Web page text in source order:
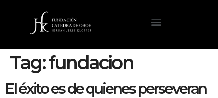
Tag:fundacion
El éxito es de quienes perseveran